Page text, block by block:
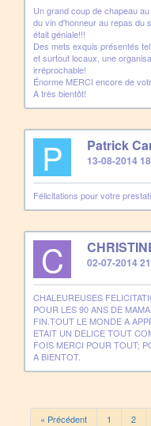
Un grand coup de chapeau
du vin d'honneur au repas du
était géniale!!!
Des mets exquis présentés
et surtout locaux, une
irréprochable!
Énorme MERCI encore de
A très bientôt!
P Patrick
13-08-2014
Félicitations pour votre
C 02-07-2014
CHALEUREUSES
POUR LES 90 ANS DE
FIN.TOUT LE MONDE A
ETAIT UN DELICE TOUT
FOIS MERCI POUR TOUT;
A BIENTOT.
« Précédent 1 2